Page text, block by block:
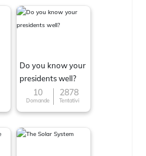
Do you know your
presidents well?
10
Domande
2878
Tentativi